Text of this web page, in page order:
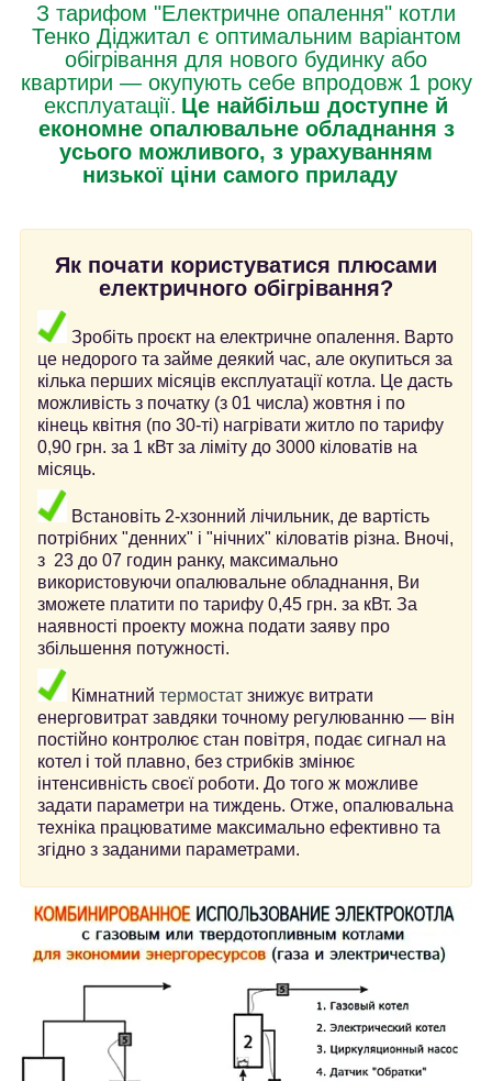
З тарифом "Електричне опалення" котли
Тенко Діджитал є оптимальним варіантом
обігрівання для нового будинку або
квартири — окупують себе впродовж 1 року
експлуатації. Це найбільш доступне й
економне опалювальне обладнання з
усього можливого, з урахуванням
низької ціни самого приладу
Як почати користуватися плюсами
електричного обігрівання?
Зробіть проєкт на електричне опалення. Варто
це недорого та займе деякий час, але окупиться за
кілька перших місяців експлуатації котла. Це дасть
можливість з початку (з 01 числа) жовтня і по
кінець квітня (по 30-ті) нагрівати житло по тарифу
0,90 грн. за 1 кВт за ліміту до 3000 кіловатів на
місяць.
Встановіть 2-хзонний лічильник, де вартість
потрібних "денних" і "нічних" кіловатів різна. Вночі,
з 23 до 07 годин ранку, максимально
використовуючи опалювальне обладнання, Ви
зможете платити по тарифу 0,45 грн. за кВт. За
наявності проекту можна подати заяву про
збільшення потужності.
Кімнатний термостат знижує витрати
енерговитрат завдяки точному регулюванню — він
постійно контролює стан повітря, подає сигнал на
котел і той плавно, без стрибків змінює
інтенсивність своєї роботи. До того ж можливе
задати параметри на тиждень. Отже, опалювальна
техніка працюватиме максимально ефективно та
згідно з заданими параметрами.